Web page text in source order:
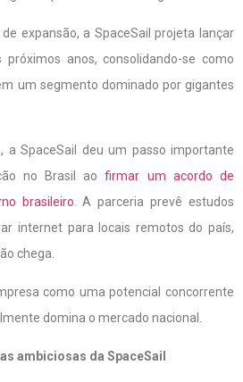
expansão, a SpaceSail projeta lançar
anos, consolidando-se como
um segmento dominado por gigantes
a SpaceSail deu um passo importante
no Brasil aofirmar um acordo de
brasileiro . A parceria prevê estudos
internet para locais remotos do país,
chega.
como uma potencial concorrente
domina o mercado nacional.
ambiciosas da SpaceSail